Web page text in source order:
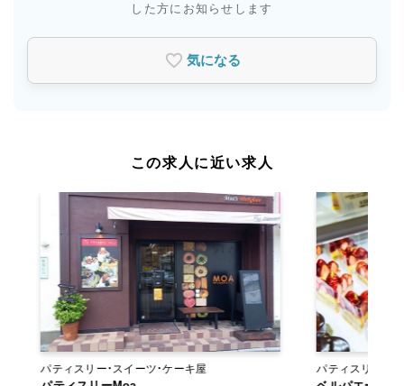
した方にお知らせします
気になる
この求人に近い求人
パティスリー・スイーツ・ケーキ屋
パティスリー・スイーツ